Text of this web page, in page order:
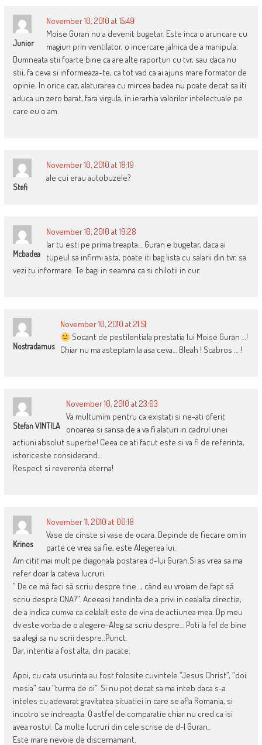
Junior
November 10, 2010 at 15:49
Moise Guran nu a devenit bugetar. Este inca o aruncare cu
magiun prin ventilator, o incercare jalnica de a manipula.
Dumneata stii foarte bine ca are alte raporturi cu tvr, sau daca nu
stii, fa ceva si informeaza-te, ca tot vad ca ai ajuns mare formator de
opinie. In orice caz, alaturarea cu mircea badea nu poate decat sa iti
aduca un zero barat, fara virgula, in ierarhia valorilor intelectuale pe
care eu o am.
Stefi
November 10, 2010 at 18:19
ale cui erau autobuzele?
Mcbadea
November 10, 2010 at 19:28
Iar tu esti pe prima treapta… Guran e bugetar, daca ai
tupeul sa infirmi asta, poate iti bag lista cu salarii din tvr, sa
vezi tu informare. Te bagi in seamna ca si chilotii in cur.
Nostradamus
November 10, 2010 at 21:51
Socant de pestilentiala prestatia lui Moise Guran …!
Chiar nu ma asteptam la asa ceva… Bleah ! Scabros … !
Stefan VINTILA
November 10, 2010 at 23:03
Va multumim pentru ca existati si ne-ati oferit
onoarea si sansa de a va fi alaturi in cadrul unei
actiuni absolut superbe! Ceea ce ati facut este si va fi de referinta,
istoriceste considerand…
Respect si reverenta eterna!
Krinos
November 11, 2010 at 00:18
Vase de cinste si vase de ocara. Depinde de fiecare om in
parte ce vrea sa fie, este Alegerea lui.
Am citit mai mult pe diagonala postarea d-lui Guran.Si as vrea sa ma
refer doar la cateva lucruri.
” De ce mă faci să scriu despre tine…, când eu vroiam de fapt să
scriu despre CNA?”. Aceeasi tendinta de a privi in cealalta directie,
de a indica cumva ca celalalt este de vina de actiunea mea. Dp meu
dv este vorba de o alegere-Aleg sa scriu despre… Poti la fel de bine
sa alegi sa nu scrii despre..Punct.
Dar, intentia a fost alta, din pacate.
Apoi, cu cata usurinta au fost folosite cuvintele “Jesus Christ”, “doi
mesia” sau “turma de oi”. Si nu pot decat sa ma inteb daca s-a
inteles cu adevarat gravitatea situatiei in care se afla Romania, si
incotro se indreapta. O astfel de comparatie chiar nu cred ca isi
avea rostul. Ca multe lucruri din cele scrise de d-l Guran..
Este mare nevoie de discernamant.